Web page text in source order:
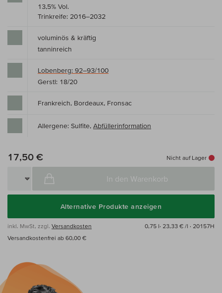
13,5% Vol.
Trinkreife: 2016–2032
voluminös & kräftig
tanninreich
Lobenberg: 92–93/100
Gerstl: 18/20
Frankreich, Bordeaux, Fronsac
Allergene: Sulfite, Abfüllerinformation
17,50 € Nicht auf Lager
In den Warenkorb
Alternative Produkte anzeigen
inkl. MwSt, zzgl. Versandkosten 0,75 l· 23,33 € /l · 20157H
Versandkostenfrei ab 60,00 €